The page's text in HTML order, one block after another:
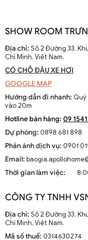
Đèn chùm thả trần
SHOW ROOM
Địa chỉ: Số 2 Đường 33,
Chí Minh, Việt Nam.
CÓ CHỖ ĐẬU XE HƠI
GOOGLE MAP
Hướng dẫn đi nhanh:
vào 20m
Hotline bán hàng: 09
Dự phòng: 0898 681 898
Phản ánh dịch vụ: 0901
Email:
Thời gian làm việc:
CÔNG TY TNHH
Địa chỉ: Số 2 Đường 33,
Chí Minh, Việt Nam.
Mã số thuế: 0314630274